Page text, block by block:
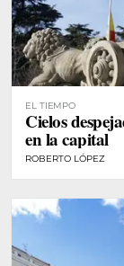
EL TIEMPO
Cielos
en la capital
ROBERTO LÓPEZ